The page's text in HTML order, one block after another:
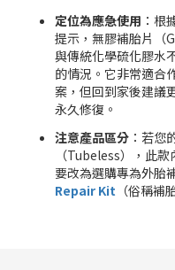
定位為應急使用 ：根
提示，無膠補胎片（
與傳統化學硫化膠水
的情況。它非常適合
案，但回到家後建議
永久修復。
注意產品區分 ：若您
（Tubeless），此
要改為選購專為外胎
Repair Kit （俗稱補